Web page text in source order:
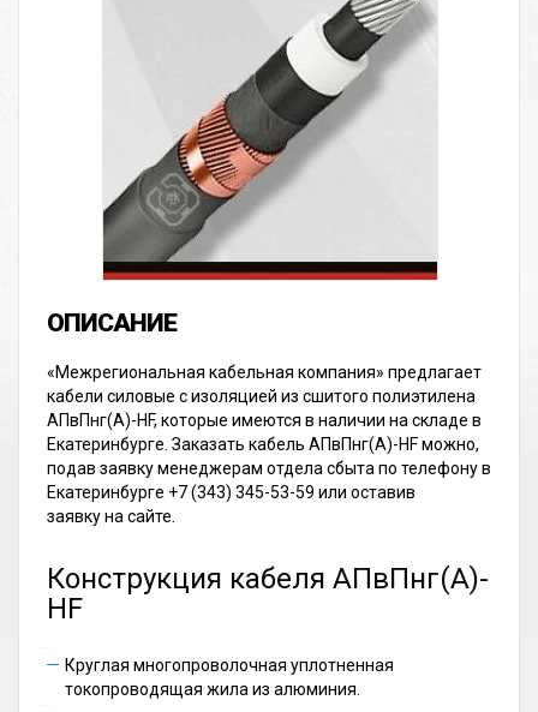
«Межрегиональная кабельная компания» предлагает
кабели силовые с изоляцией из сшитого полиэтилена
АПвПнг(А)-HF, которые имеются в наличии на складе в
Екатеринбурге. Заказать кабель АПвПнг(А)-HF можно,
подав заявку менеджерам отдела сбыта по телефону в
Екатеринбурге +7 (343) 345-53-59 или оставив
заявку на сайте.
Конструкция кабеля АПвПнг(А)-
HF
Круглая многопроволочная уплотненная
токопроводящая жила из алюминия.